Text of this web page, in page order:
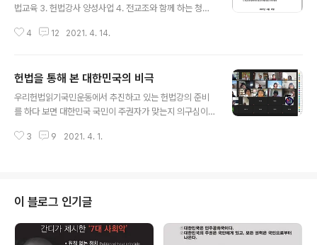
법교육 3. 헌법강사 양성사업 4. 전교조와 함께 하는 청소
교직원노동조합(전교조) 중앙집행위원회에서 전교조와 우
복절 경축식에서 광복의 의미를 “모두가 함께 잘 살아야 진
정한 광복”이라면서 “개인이 나라를 위해 존재하는 것이
아니라, 개인의 인간다운 삶을 보장하기 위해 존재하는 나
약속했습니다. 헌법은 누구를 위해 만들었을까요? 헌법에
4 12 2021. 4. 14.
헌법을 통해 본 대한민국의 비극
우리헌법읽기국민운동에서 추진하고 있는 헌법강의 준비
를 하다 보면 대한민국 국민이 주권자가 맞는지 의구심이
4·19혁명정부에 의해 자유권에 대한 유보조항을 삭제하
3차 개헌, 그리고 3·15 부정선거에 관련된 자를 처벌하기
위한 4차개헌 외에는 국민들을 위한 개헌은 없습니다. 이
승만대통령이 6·25전쟁 중 임시수수도 부산에서 추진한
위헌적인 발췌개헌과 장기집권을 위해 초임대통령에 한해
3 9 2021. 4. 1.
이 블로그 인기글